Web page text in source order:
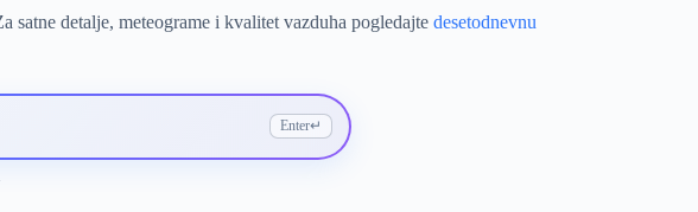
satne detalje, meteograme i kvalitet vazduha pogledajtedesetodnevnu
Enter↵